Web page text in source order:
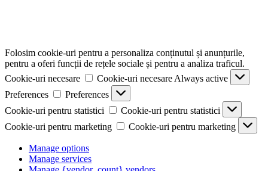
Folosim cookie-uri pentru a personaliza conținutul și anunțurile,
pentru a oferi funcții de rețele sociale și pentru a analiza traficul.
Cookie-uri necesare
Cookie-uri necesare Always active
Preferences
Preferences
Cookie-uri pentru statistici
Cookie-uri pentru statistici
Cookie-uri pentru marketing
Cookie-uri pentru marketing
Manage options
Manage services